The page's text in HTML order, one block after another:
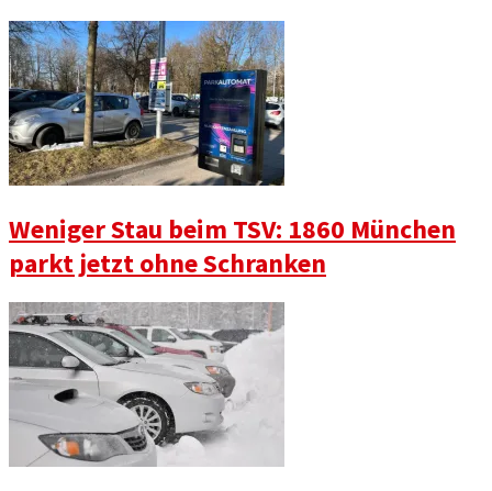
Weniger Stau beim TSV: 1860 München
parkt jetzt ohne Schranken